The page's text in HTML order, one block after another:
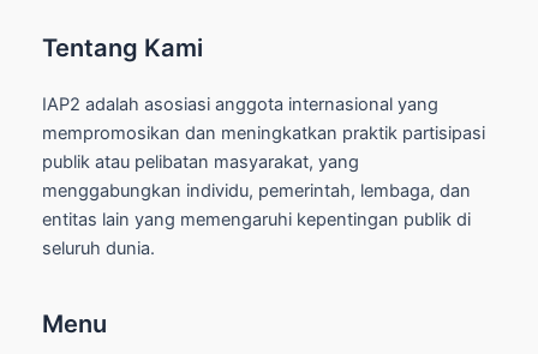
Tentang Kami
IAP2 adalah asosiasi anggota internasional yang
mempromosikan dan meningkatkan praktik partisipasi
publik atau pelibatan masyarakat, yang
menggabungkan individu, pemerintah, lembaga, dan
entitas lain yang memengaruhi kepentingan publik di
seluruh dunia.
Menu